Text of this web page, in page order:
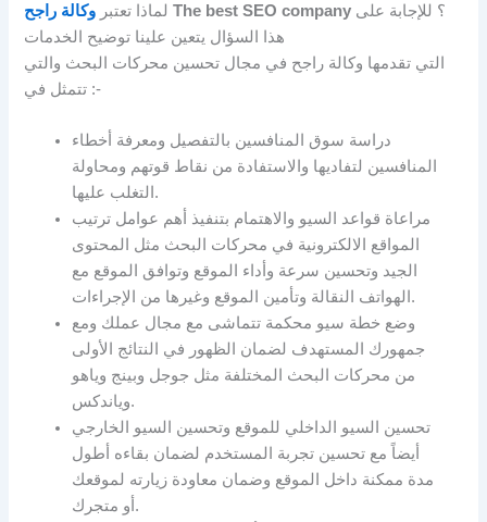
لماذا تعتبر وكالة راجح The best SEO company
هذا السؤال يتعين علينا توضيح الخدمات
التي تقدمها وكالة راجح في مجال تحسين محركات البحث والتي
تتمثل في :-
دراسة سوق المنافسين بالتفصيل ومعرفة أخطاء
المنافسين لتفاديها والاستفادة من نقاط قوتهم ومحاولة
التغلب عليها.
مراعاة قواعد السيو والاهتمام بتنفيذ أهم عوامل ترتيب
المواقع الالكترونية في محركات البحث مثل المحتوى
الجيد وتحسين سرعة وأداء الموقع وتوافق الموقع مع
الهواتف النقالة وتأمين الموقع وغيرها من الإجراءات.
وضع خطة سيو محكمة تتماشى مع مجال عملك ومع
جمهورك المستهدف لضمان الظهور في النتائج الأولى
من محركات البحث المختلفة مثل جوجل وبينج وياهو
وياندكس.
تحسين السيو الداخلي للموقع وتحسين السيو الخارجي
أيضاً مع تحسين تجربة المستخدم لضمان بقاءه أطول
مدة ممكنة داخل الموقع وضمان معاودة زيارته لموقعك
أو متجرك.